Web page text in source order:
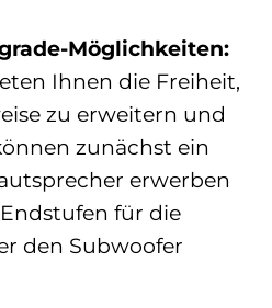
Möglichkeiten:
Ihnen die Freiheit,
zu erweitern und
zunächst ein
erwerben
für die
den Subwoofer